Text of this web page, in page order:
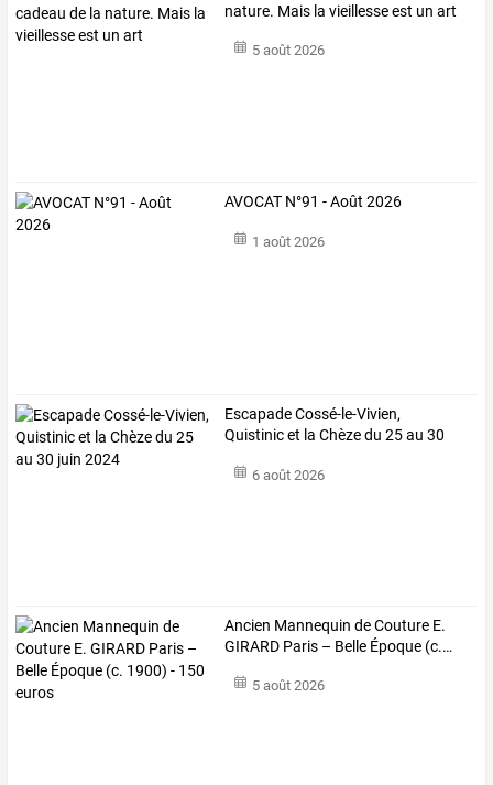
nature. Mais la vieillesse est un art
5 août 2026
AVOCAT N°91 - Août 2026
1 août 2026
Escapade Cossé-le-Vivien,
Quistinic et la Chèze du 25 au 30
6 août 2026
Ancien Mannequin deCouture E.
GIRARD Paris – Belle Époque (c.…
5 août 2026